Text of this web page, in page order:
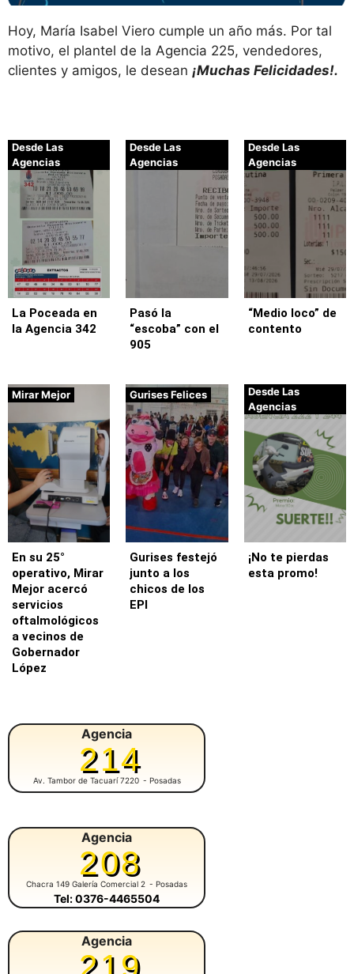
Hoy, María Isabel Viero cumple un año más. Por tal
motivo, el plantel de la Agencia 225, vendedores,
clientes y amigos, le desean ¡Muchas Felicidades!.
Desde Las
Agencias
La Poceada en
la Agencia 342
Desde Las
Agencias
Pasó la
“escoba” con el
905
Desde Las
Agencias
“Medio loco” de
contento
Mirar Mejor
En su 25°
operativo, Mirar
Mejor acercó
servicios
oftalmológicos
a vecinos de
Gobernador
López
Gurises Felices
Gurises festejó
junto a los
chicos de los
EPI
Desde Las
Agencias
¡No te pierdas
esta promo!
Agencia
214
Av. Tambor de Tacuarí 7220 - Posadas
Agencia
208
Chacra 149 Galería Comercial 2 - Posadas
Tel: 0376-4465504
Agencia